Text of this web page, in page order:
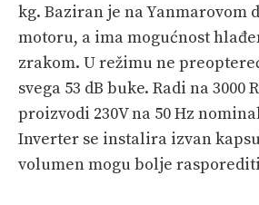
kg. Baziran je na Yanmarovom
motoru, a ima mogućnost
zrakom. U režimu ne
svega 53 dB buke. Radi na 3000
proizvodi 230V na 50 Hz
Inverter se instalira izvan
volumen mogu bolje